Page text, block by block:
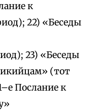
к
22) «Беседы
23) «Беседы
(тот
Послание к